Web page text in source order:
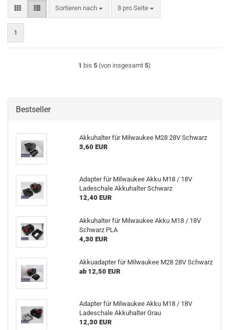
Sortieren nach
Sortieren nach 8 pro Seite
pro Seite
1
1 bis 5 (von insgesamt 5)
Bestseller
Akkuhalter für Milwaukee M28 28V Schwarz
3,60 EUR
Adapter für Milwaukee Akku M18 / 18V
Ladeschale Akkuhalter Schwarz
12,40 EUR
Akkuhalter für Milwaukee Akku M18 / 18V
Schwarz PLA
4,30 EUR
Akkuadapter für Milwaukee M28 28V Schwarz
ab 12,50 EUR
Adapter für Milwaukee Akku M18 / 18V
Ladeschale Akkuhalter Grau
12,30 EUR